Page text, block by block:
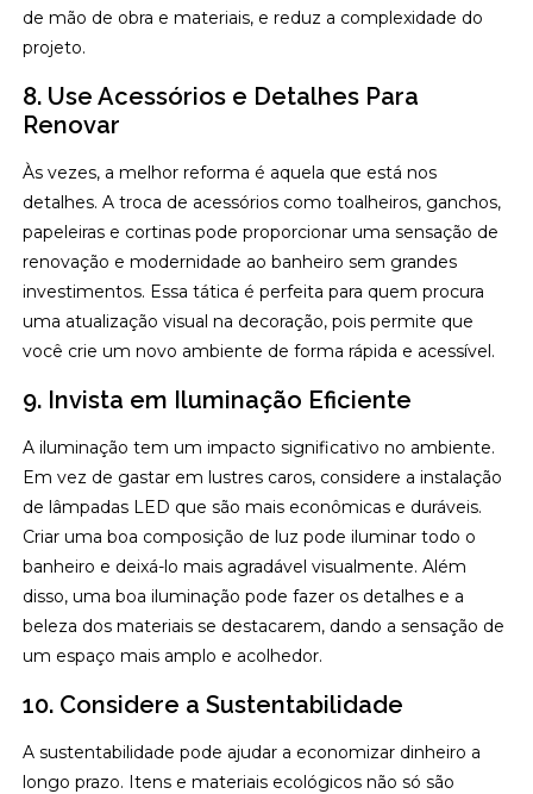
de mão de obra e materiais, e reduz a complexidade do
projeto.
8. Use Acessórios e Detalhes Para
Renovar
Às vezes, a melhor reforma é aquela que está nos
detalhes. A troca de acessórios como toalheiros, ganchos,
papeleiras e cortinas pode proporcionar uma sensação de
renovação e modernidade ao banheiro sem grandes
investimentos. Essa tática é perfeita para quem procura
uma atualização visual na decoração, pois permite que
você crie um novo ambiente de forma rápida e acessível.
9. Invista em Iluminação Eficiente
A iluminação tem um impacto significativo no ambiente.
Em vez de gastar em lustres caros, considere a instalação
de lâmpadas LED que são mais econômicas e duráveis.
Criar uma boa composição de luz pode iluminar todo o
banheiro e deixá-lo mais agradável visualmente. Além
disso, uma boa iluminação pode fazer os detalhes e a
beleza dos materiais se destacarem, dando a sensação de
um espaço mais amplo e acolhedor.
10. Considere a Sustentabilidade
A sustentabilidade pode ajudar a economizar dinheiro a
longo prazo. Itens e materiais ecológicos não só são